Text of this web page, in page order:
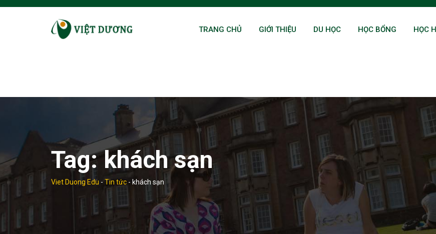
Skip
TRANG CHỦ GIỚI THIỆU DU HỌC HỌC BỔNG HỌC
Tag:khách sạn
Viet Duong Edu - Tin tức - khách sạn